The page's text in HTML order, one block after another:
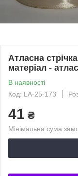
Атласна
матеріал -
В наявності
Код: LA-25-173
41 ₴
Мінімальна сума